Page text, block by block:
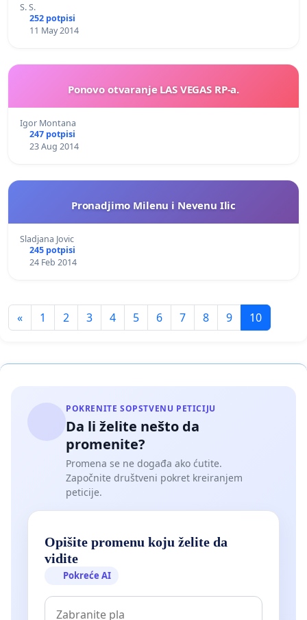
S. S.
252 potpisi
11 May 2014
Ponovo otvaranje LAS VEGAS RP-a.
Igor Montana
247 potpisi
23 Aug 2014
Pronadjimo Milenu i Nevenu Ilic
Sladjana Jovic
245 potpisi
24 Feb 2014
« 1 2 3 4 5 6 7 8 9 10
POKRENITE SOPSTVENU PETICIJU
Da li želite nešto da
promenite?
Promena se ne događa ako ćutite.
Započnite društveni pokret kreiranjem
peticije.
Opišite promenu koju želite da
vidite
Pokreće AI